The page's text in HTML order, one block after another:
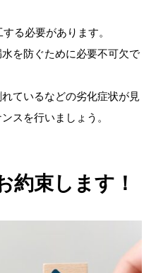
る必要があります。
を防ぐために必要不可欠で
ているなどの劣化症状が見
スを行いましょう。
約束します！